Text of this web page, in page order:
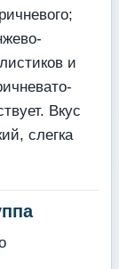
и
Вкус
слегка